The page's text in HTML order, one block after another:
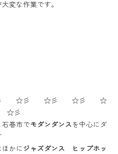
変な作業です。
☆彡 ☆彡 ☆彡 ☆
彡
巻市でモダンダンスを中心にダ
かにジャズダンス ヒップホッ